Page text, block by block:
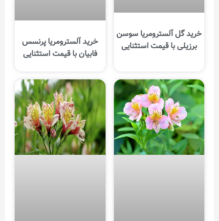
خرید گل آلسترومریا سوسن
برزیلی با قیمت استثنایی
خرید آلسترومریا پرنسس
فابیان با قیمت استثنایی